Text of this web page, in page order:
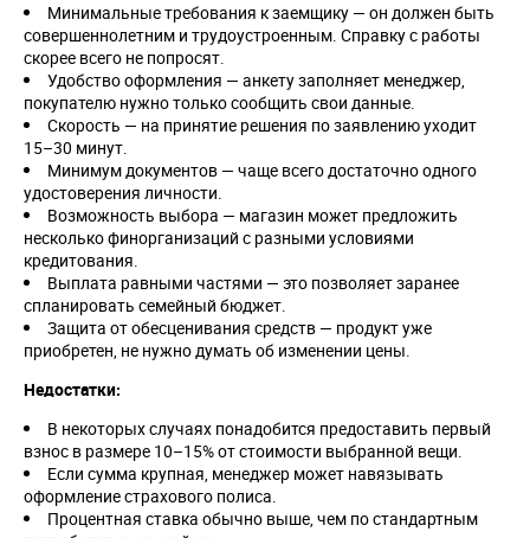
Минимальные требования к заемщику — он должен быть
совершеннолетним и трудоустроенным. Справку с работы
скорее всего не попросят.
Удобство оформления — анкету заполняет менеджер,
покупателю нужно только сообщить свои данные.
Скорость — на принятие решения по заявлению уходит
15–30 минут.
Минимум документов — чаще всего достаточно одного
удостоверения личности.
Возможность выбора — магазин может предложить
несколько финорганизаций с разными условиями
кредитования.
Выплата равными частями — это позволяет заранее
спланировать семейный бюджет.
Защита от обесценивания средств — продукт уже
приобретен, не нужно думать об изменении цены.
Недостатки:
В некоторых случаях понадобится предоставить первый
взнос в размере 10–15% от стоимости выбранной вещи.
Если сумма крупная, менеджер может навязывать
оформление страхового полиса.
Процентная ставка обычно выше, чем по стандартным